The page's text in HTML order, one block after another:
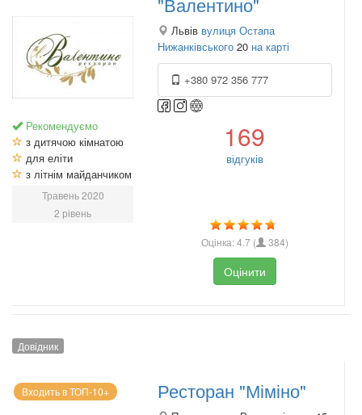
Рекомендуємо
з дитячою кімнатою
для еліти
з літнім майданчиком
Травень 2020
2 рівень
Львів вулиця Остапа
Нижанківського 20 на карті
+380 972 356 777
169
відгуків
Оцінка:4.7 ( 384)
Оцінити
Довідник
Входить в ТОП-10+ Ресторан "Міміно"